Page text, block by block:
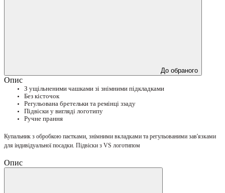
До обраного
Опис
З ущільненими чашками зі знімними підкладками
Без кісточок
Регульована бретельки та ремінці ззаду
Підвіски у вигляді логотипу
Ручне прання
Купальник з обробкою паєтками, знімними вкладками та регульованими зав'язками
для індивідуальної посадки. Підвіски з VS логотипом
Опис